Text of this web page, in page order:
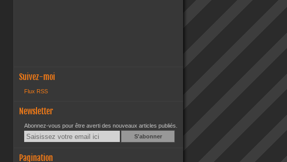
Suivez-moi
Flux RSS
Newsletter
Abonnez-vous pour être averti des nouveaux articles publiés.
Email
Pagination